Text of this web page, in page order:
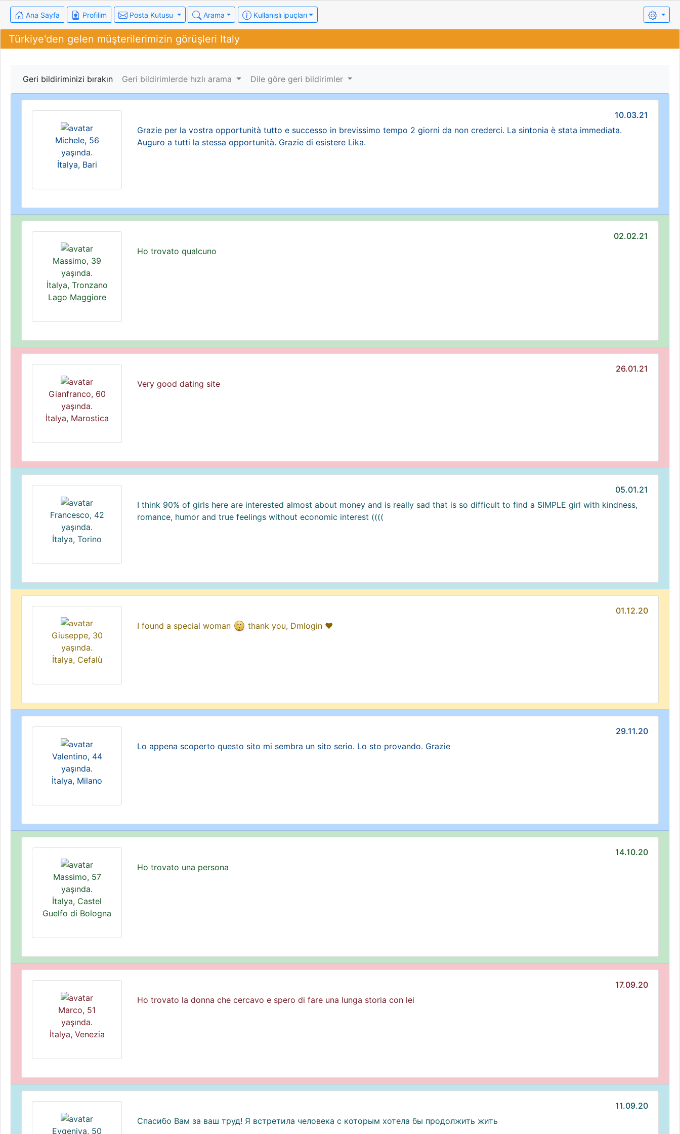
Ana Sayfa Profilim Posta Kutusu Arama Kullanışlı ipuçları
Türkiye'den gelen müşterilerimizin görüşleri Italy
Geri bildiriminizi bırakın Geri bildirimlerde hızlı arama Dile göre geri bildirimler
Michele, 56
yaşında.
İtalya, Bari
10.03.21
Grazie per la vostra opportunità tutto e successo in brevissimo tempo 2 giorni da non crederci. La sintonia è stata immediata.
Auguro a tutti la stessa opportunità. Grazie di esistere Lika.
Massimo, 39
yaşında.
İtalya, Tronzano
Lago Maggiore
02.02.21
Ho trovato qualcuno
Gianfranco, 60
yaşında.
İtalya, Marostica
26.01.21
Very good dating site
Francesco, 42
yaşında.
İtalya, Torino
05.01.21
I think 90% of girls here are interested almost about money and is really sad that is so difficult to find a SIMPLE girl with kindness,
romance, humor and true feelings without economic interest ((((
Giuseppe, 30
yaşında.
İtalya, Cefalù
01.12.20
I found a special woman
thank you, Dmlogin ❤️
Valentino, 44
yaşında.
İtalya, Milano
29.11.20
Lo appena scoperto questo sito mi sembra un sito serio. Lo sto provando. Grazie
Massimo, 57
yaşında.
İtalya, Castel
Guelfo di Bologna
14.10.20
Ho trovato una persona
Marco, 51
yaşında.
İtalya, Venezia
17.09.20
Ho trovato la donna che cercavo e spero di fare una lunga storia con lei
Evgeniya, 50
11.09.20
Спасибо Вам за ваш труд! Я встретила человека с которым хотела бы продолжить жить